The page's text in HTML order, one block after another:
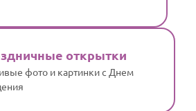
открытки
фото и картинки с Днем